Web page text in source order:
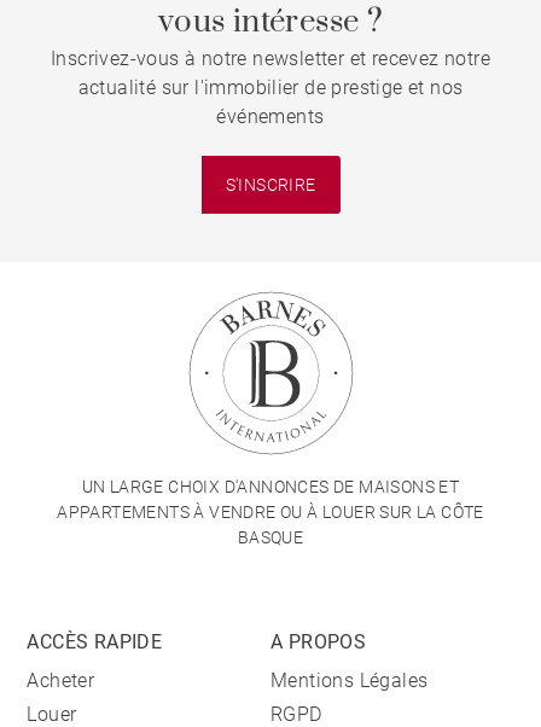
vous intéresse ?
Inscrivez-vous à notre newsletter et recevez notre
actualité sur l'immobilier de prestige et nos
événements
S'INSCRIRE
UN LARGE CHOIX D'ANNONCES DE MAISONS ET
APPARTEMENTS À VENDRE OU À LOUER SUR LA CÔTE
BASQUE
ACCÈS RAPIDE
Acheter
Louer
A PROPOS
Mentions Légales
RGPD